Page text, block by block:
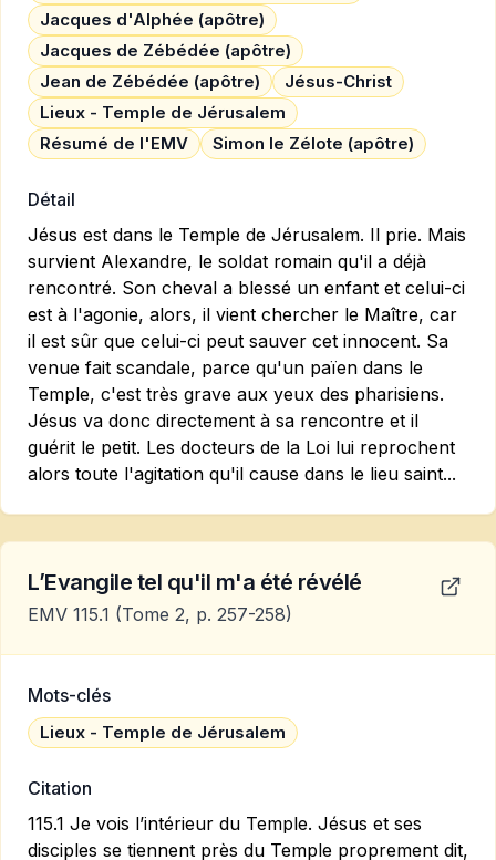
Jacques d'Alphée (apôtre)
Jacques de Zébédée (apôtre)
Jean de Zébédée (apôtre)
Jésus-Christ
Lieux - Temple de Jérusalem
Résumé de l'EMV
Simon le Zélote (apôtre)
Détail
Jésus est dans le Temple de Jérusalem. Il prie. Mais
survient Alexandre, le soldat romain qu'il a déjà
rencontré. Son cheval a blessé un enfant et celui-ci
est à l'agonie, alors, il vient chercher le Maître, car
il est sûr que celui-ci peut sauver cet innocent. Sa
venue fait scandale, parce qu'un païen dans le
Temple, c'est très grave aux yeux des pharisiens.
Jésus va donc directement à sa rencontre et il
guérit le petit. Les docteurs de la Loi lui reprochent
alors toute l'agitation qu'il cause dans le lieu saint...
L’Evangile tel qu'il m'a été révélé
EMV 115.1 (Tome 2, p. 257-258)
Mots-clés
Lieux - Temple de Jérusalem
Citation
115.1 Je vois l’intérieur du Temple. Jésus et ses
disciples se tiennent près du Temple proprement dit,